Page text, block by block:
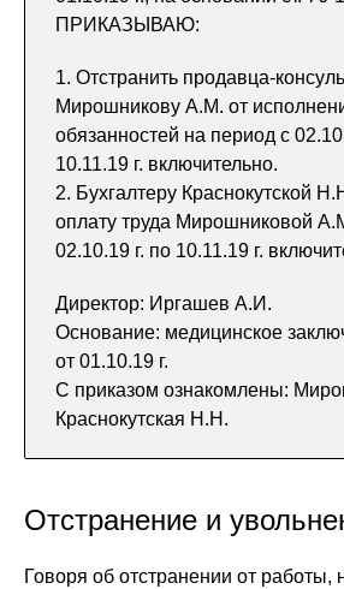
ПРИКАЗЫВАЮ:
1. Отстранить продавца-
Мирошникову А.М. от
обязанностей на период с
10.11.19 г. включительно.
2. Бухгалтеру Краснокутской
оплату труда Мирошниковой
02.10.19 г. по 10.11.19 г.
Директор: Иргашев А.И.
Основание: медицинское
от 01.10.19 г.
С приказом ознакомлены:
Краснокутская Н.Н.
Отстранение и
Говоря об отстранении от работы,